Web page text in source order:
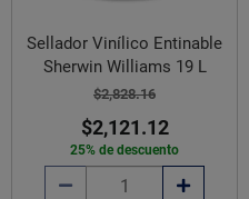
Sellador Vinílico Entinable
Sherwin Williams 19 L
$2,828.16
$2,121.12
25% de descuento